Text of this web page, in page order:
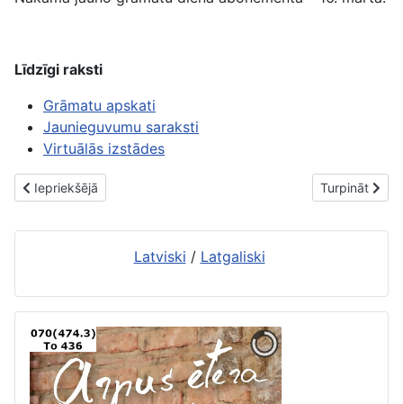
Līdzīgi raksti
Grāmatu apskati
Jaunieguvumu saraksti
Virtuālās izstādes
Iepriekšējais raksts: Jaunās grāmatas. 16. marts
Iepriekšējā Nākamais
Turpināt
Latviski / Latgaliski